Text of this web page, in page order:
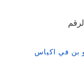
و بن في اكياس